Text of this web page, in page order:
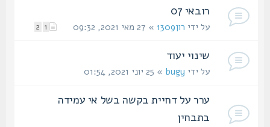
רובאי 07
2 על ידירון1309 » 27 מאי 2021, 09:32
שינוי יעוד
על ידיbugy» 25 יוני 2021, 01:54
ערר על דחיית בקשה בשל אי עמידה
בתבחין